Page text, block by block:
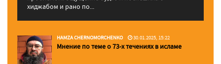
хиджабом и рано по...
HAMZA CHERNOMORCHENKO 30.01.2025, 15:22
Мнение по теме о 73-х течениях в исламе